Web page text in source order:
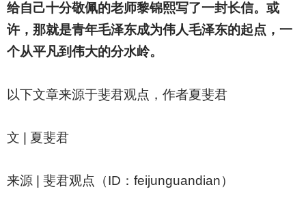
给自己十分敬佩的老师黎锦熙写了一封长信。或
许，那就是青年毛泽东成为伟人毛泽东的起点，一
个从平凡到伟大的分水岭。
以下文章来源于斐君观点，作者夏斐君
文 | 夏斐君
来源 | 斐君观点（ID：feijunguandian）